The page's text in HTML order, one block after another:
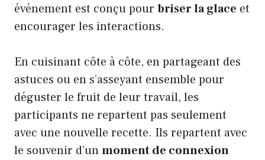
événement est conçu pour briser la glace et
encourager les interactions.
En cuisinant côte à côte, en partageant des
astuces ou en s’asseyant ensemble pour
déguster le fruit de leur travail, les
participants ne repartent pas seulement
avec une nouvelle recette. Ils repartent avec
le souvenir d’unmoment de connexion